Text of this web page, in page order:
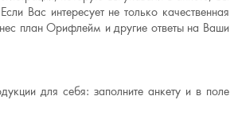
Вас интересует не только качественная
план Орифлейм и другие ответы на Ваши
для себя: заполните анкету и в поле